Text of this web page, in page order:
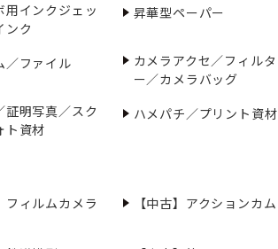
用インクジェッ
ンク
昇華型ペーパー
／ファイル
カメラアクセ／フィルタ
ー／カメラバッグ
証明写真／スク
ト資材
ハメパチ／プリント資材
フィルムカメラ 【中古】アクションカム